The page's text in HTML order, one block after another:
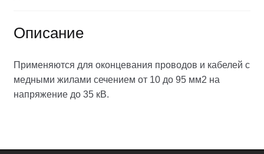
Описание
Применяются для оконцевания проводов и кабелей с
медными жилами сечением от 10 до 95 мм2 на
напряжение до 35 кВ.